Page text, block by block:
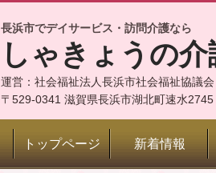
長浜市でデイサービス・訪問介護なら
しゃきょうの
運営：社会福祉法人長浜市社会福祉協議会
〒529-0341 滋賀県長浜市湖北町速水2745
トップページ 新着情報